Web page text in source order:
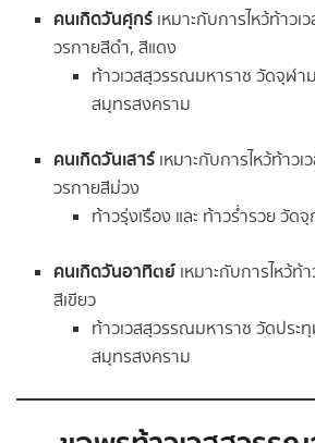
คนเกิดวันศุกร์ เหมาะกับการไหว้ท้าว
วรกายสีดำ, สีแดง
ท้าวเวสสุวรรณมหาราช วัดจุฬ
สมุทรสงคราม
คนเกิดวันเสาร์ เหมาะกับการไหว้ท้าว
วรกายสีม่วง
ท้าวรุ่งเรือง และ ท้าวร่ำรวย วัด
คนเกิดวันอาทิตย์ เหมาะกับการไหว้ท้
สีเขียว
ท้าวเวสสุวรรณมหาราช วัดปร
สมุทรสงคราม